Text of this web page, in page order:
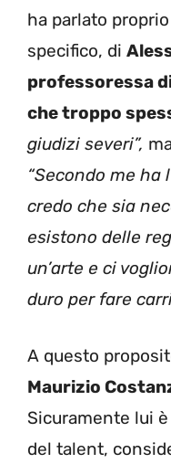
ha parlato
specifico, di
professoressa
che troppo
giudizi severi”,
“Secondo me ha
credo che sia
esistono delle
un’arte e ci
duro per fare
A questo
Maurizio
Sicuramente lui
del talent,